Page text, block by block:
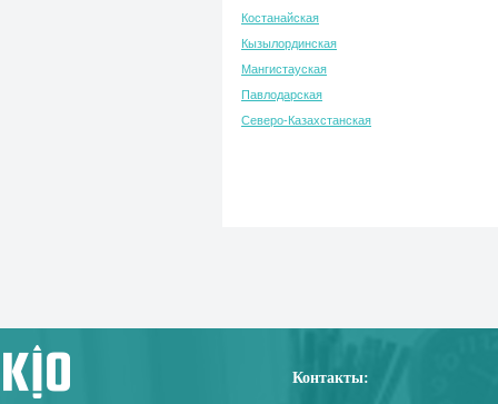
Костанайская
Кызылординская
Мангистауская
Павлодарская
Северо-Казахстанская
Контакты: